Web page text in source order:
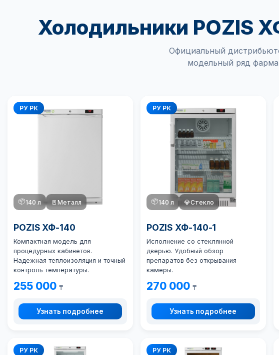
Холодильники POZIS
Официальный
модельный ряд
РУ РК
📦140 л 🚪 Металл
POZIS ХФ-140
Компактная модель для
процедурных кабинетов.
Надежная теплоизоляция и точный
контроль температуры.
255 000 ₸
Узнать подробнее
РУ РК
📦140 л 💎Стекло
POZIS ХФ-140-1
Исполнение со стеклянной
дверью. Удобный обзор
препаратов без открывания
камеры.
270 000 ₸
Узнать подробнее
РУ РК РУ РК